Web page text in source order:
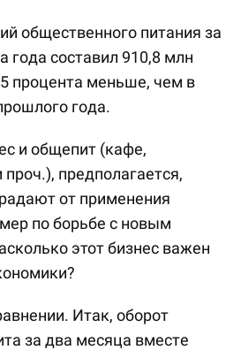
общественного питания за
года составил 910,8 млн
процента меньше, чем в
года.
и общепит (кафе,
предполагается,
от применения
по борьбе с новым
этот бизнес важен
Итак, оборот
за два месяца вместе